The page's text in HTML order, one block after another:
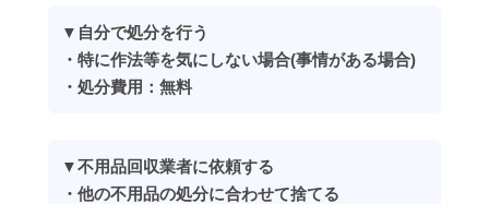
▼自分で処分を行う
・特に作法等を気にしない場合(事情がある場合)
・処分費用：無料
▼不用品回収業者に依頼する
・他の不用品の処分に合わせて捨てる